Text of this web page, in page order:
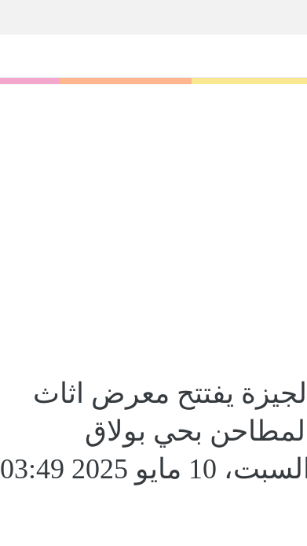
يفتتح معرض اثاث
بحي بولاق
الدكروراليوم السبت، 10 مايو 2025 03:49